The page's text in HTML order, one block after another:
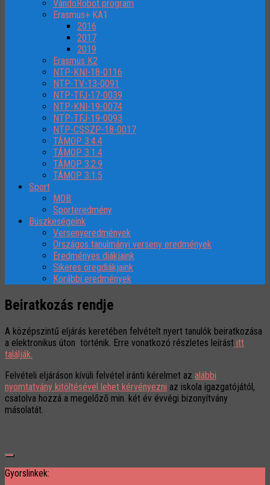
VándoRobot program
Erasmus+ KA1
2016
2017
2019
Erasmus K2
NTP-KNI-18-0116
NTP-TV-13-0091
NTP-TFJ-17-0039
NTP-KNI-19-0074
NTP-TFJ-19-0093
NTP-CSSZP-18-0017
TÁMOP 3.4.4
TÁMOP 3.1.4
TÁMOP 3.2.9
TÁMOP 3.1.5
Sport
MOB
Sporteredmény
Büszkeségeink
Versenyeredmények
Országos tanulmányi verseny eredmények
Eredményes diákjaink
Sikeres öregdiákjaink
Korábbi eredmények
Beiratkozás rendje
A középszintű eljárás keretében felvételt nyert tanulók beiratkozása
a elektronikus úton történik. Erre vonatkozó részletes leírást itt
találják.
Felvételi eljáráson kívüli felvétel iránti kérelmet az alábbi
nyomtatvány kitöltésével lehet kérvényezni az iskola igazgatójától,
csatolva hozzá a megelőző min. két év évvégi bizonyítvány
másolatát.
Gyorslinkek: